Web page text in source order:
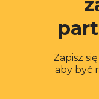
Zapisz
aby być